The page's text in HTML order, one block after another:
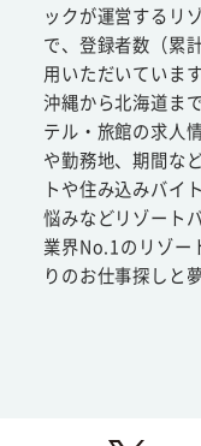
ックが運営するリ
で、登録者数（累
用いただいています
沖縄から北海道ま
テル・旅館の求人
や勤務地、期間な
トや住み込みバイ
悩みなどリゾート
業界No.1のリゾー
りのお仕事探しと